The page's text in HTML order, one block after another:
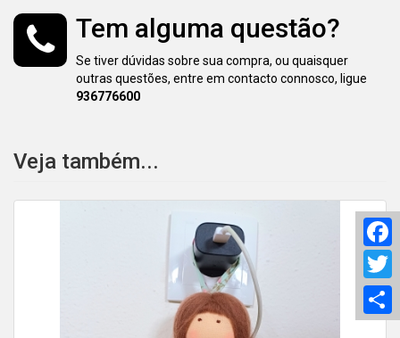
Tem alguma questão?
Se tiver dúvidas sobre sua compra, ou quaisquer
outras questões, entre em contacto connosco, ligue
936776600
Veja também...